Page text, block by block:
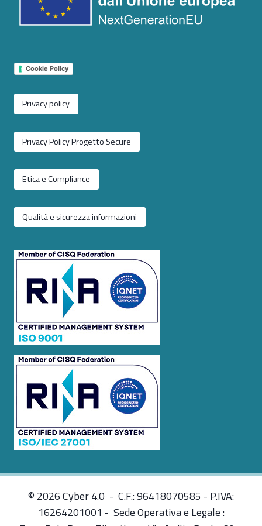
Cookie Policy
Privacy policy
Privacy Policy Progetto Secure
Etica e Compliance
Qualità e sicurezza informazioni
© 2026 Cyber 4.0 - C.F.: 96418070585 - P.IVA:
16264201001 - Sede Operativa e Legale :